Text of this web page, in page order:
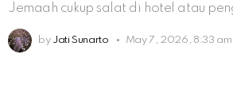
Jemaah cukup salat di hotel atau
by Jati Sunarto May 7, 2026, 8:33 am